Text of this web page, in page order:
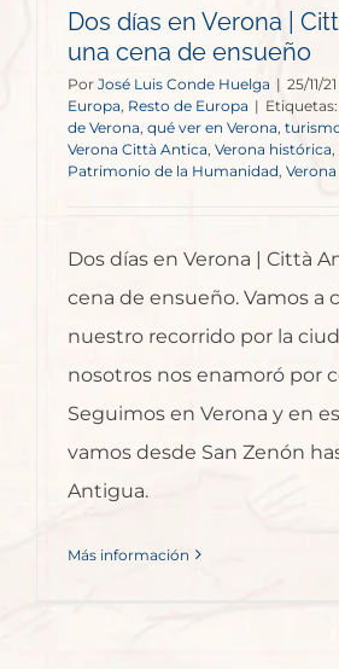
Dos días en Verona |
una cena de ensueño
Por José Luis Conde Huelga | 25/11/21
Europa, Resto de Europa | Etiquetas:
de Verona qué ver en Verona
Verona Città Antica Verona histórica
Patrimonio de la Humanidad,
Dos días en Verona | Città
cena de ensueño. Vamos a
nuestro recorrido por la
nosotros nos enamoró por
Seguimos en Verona y en
vamos desde San Zenón
Antigua.
Más información